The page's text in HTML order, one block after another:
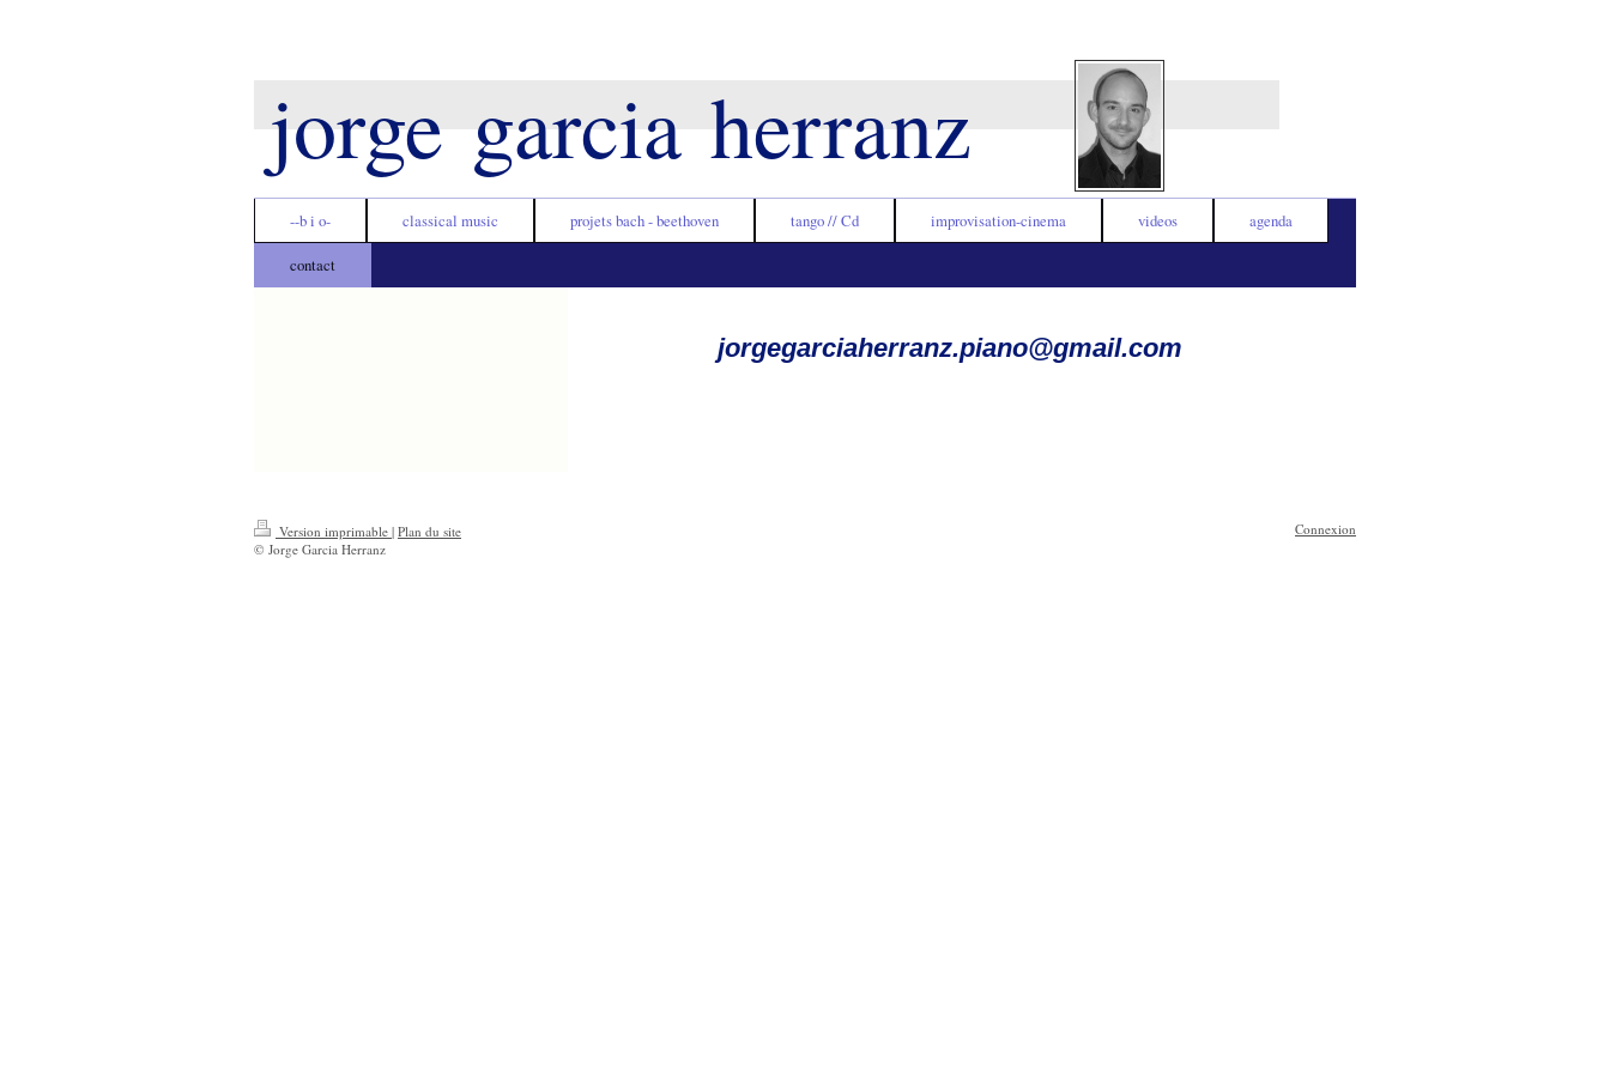
jorge garcia herranz
--b i o- classical music projets bach - beethoven tango // Cd improvisation-cinema videos agenda
contact
jorgegarciaherranz.piano@gmail.com
Version imprimable | Plan du site
© Jorge Garcia Herranz
Connexion